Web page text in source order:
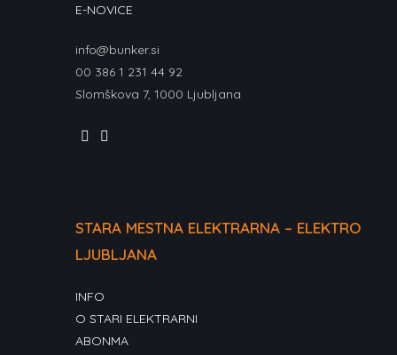
E-NOVICE
info@bunker.si
00 386 1 231 44 92
Slomškova 7, 1000 Ljubljana
STARA MESTNA ELEKTRARNA – ELEKTRO
LJUBLJANA
INFO
O STARI ELEKTRARNI
ABONMA